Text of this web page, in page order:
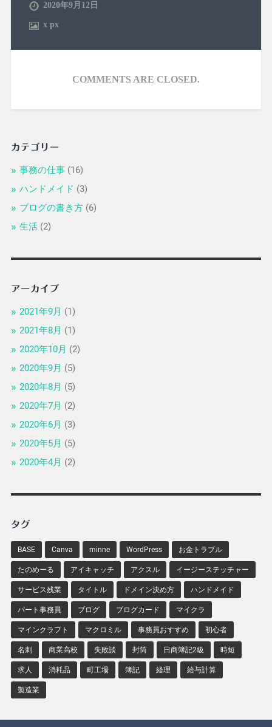
2020年9月12日
xpx
COMMENTS ARE CLOSED.
カテゴリー
事務の仕事(16)
ハンドメイド (3)
ブログの書き方(6)
生活(2)
アーカイブ
2021年9月 (1)
2021年8月 (1)
2020年10月 (2)
2020年9月 (5)
2020年8月 (5)
2020年7月 (2)
2020年6月 (3)
2020年5月 (5)
2020年4月 (2)
タグ
BASE Canva minne WordPress お金トラブル
たのめーる アイキャッチ アクスル イージーステッチャー
サービス残業 タイトル ドメイン決め方 ハンドメイド
パート事務員 ブログ ブログカード マイクラ
マインクラフト マクロミル 事務員おすすめ 初心者
名刺 商業高校 失敗談 封筒 日商簿記2級 時短
求人 消耗品 町工場 簿記 経理 給与計算
製造業